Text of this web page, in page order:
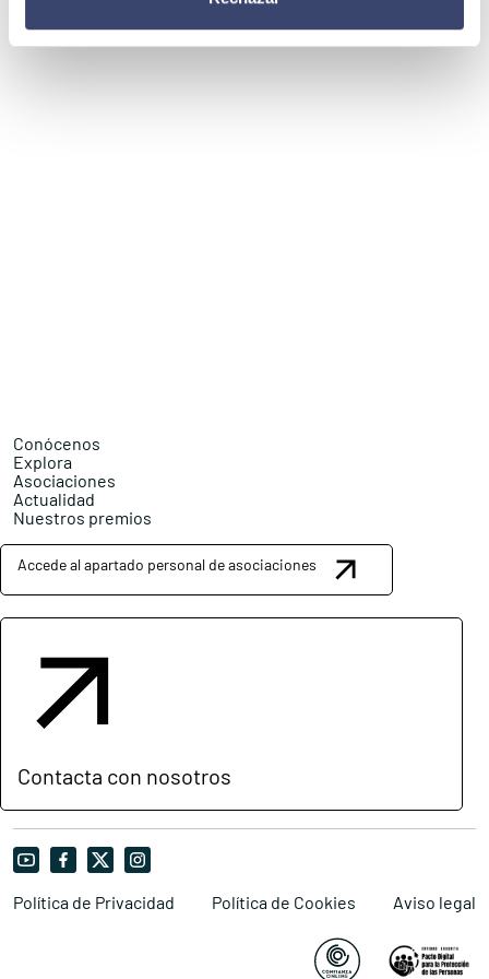
Conócenos
Explora
Asociaciones
Actualidad
Nuestros premios
Accede al apartado personal de asociaciones
Contacta con nosotros
Política de Privacidad Política de Cookies Aviso legal